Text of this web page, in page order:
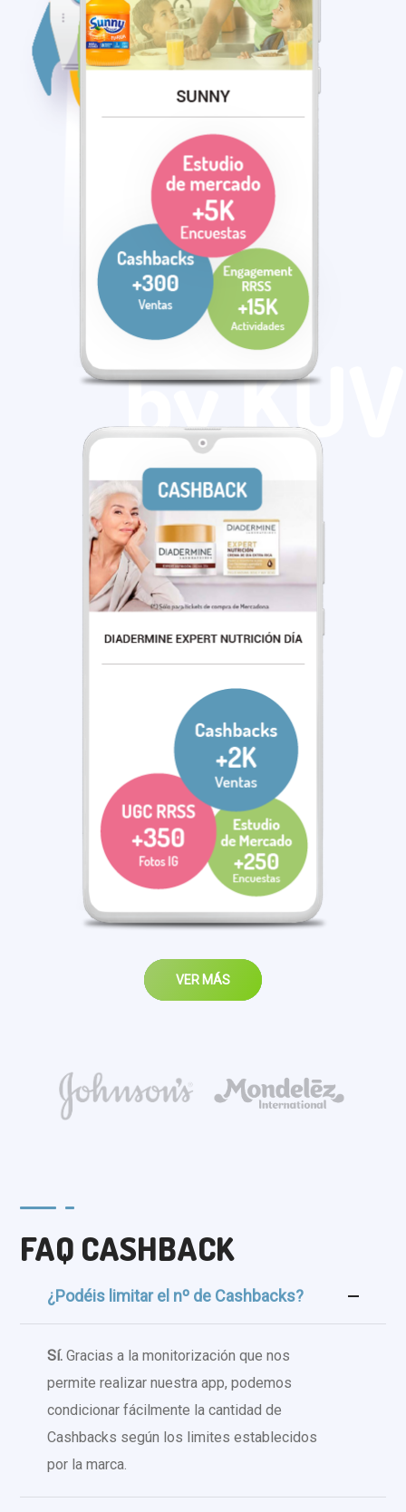
VER MÁS
FAQ CASHBACK
¿Podéis limitar el nº de Cashbacks?
Sí.Gracias a la monitorización que nos
permite realizar nuestra app, podemos
condicionar fácilmente la cantidad de
Cashbacks según los limites establecidos
por la marca.